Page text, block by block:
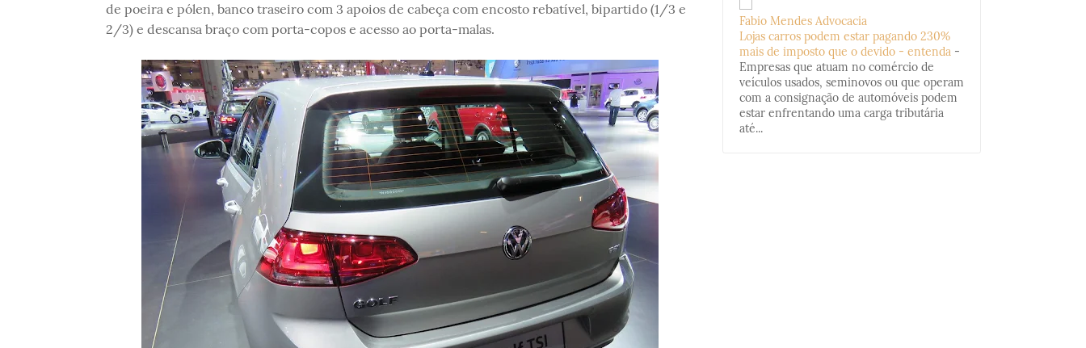
de poeira e pólen, banco traseiro com 3 apoios de cabeça com encosto rebatível, bipartido (1/3 e
2/3) e descansa braço com porta-copos e acesso ao porta-malas.
Fabio Mendes Advocacia
Lojas carros podem estar pagando 230%
mais de imposto que o devido - entenda -
Empresas que atuam no comércio de
veículos usados, seminovos ou que operam
com a consignação de automóveis podem
estar enfrentando uma carga tributária
até...